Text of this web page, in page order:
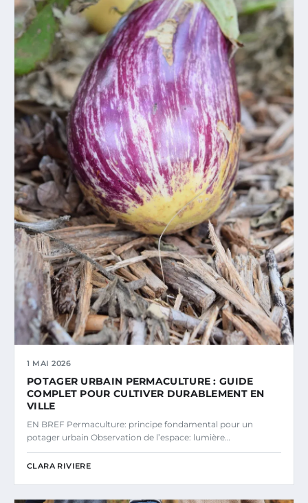
1 MAI 2026
POTAGER URBAIN PERMACULTURE : GUIDE
COMPLET POUR CULTIVER DURABLEMENT EN
VILLE
EN BREF Permaculture: principe fondamental pour un
potager urbain Observation de l’espace: lumière…
CLARA RIVIERE